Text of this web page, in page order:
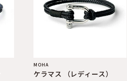
MOHA
ケラマス （レディース）